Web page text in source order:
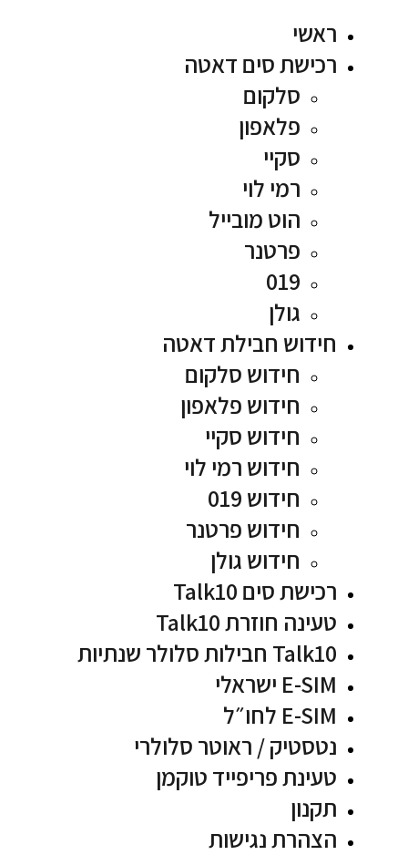
ראשי
רכישת סים דאטה
סלקום
פלאפון
סקיי
רמי לוי
הוט מובייל
פרטנר
019
גולן
חידוש חבילת דאטה
חידוש סלקום
חידוש פלאפון
חידוש סקיי
חידוש רמי לוי
חידוש 019
חידוש פרטנר
חידוש גולן
רכישת סים Talk10
טעינה חוזרת Talk10
Talk10 חבילות סלולר שנתיות
E-SIM ישראלי
E-SIM לחו״ל
נטסטיק / ראוטר סלולרי
טעינת פריפייד טוקמן
תקנון
הצהרת נגישות